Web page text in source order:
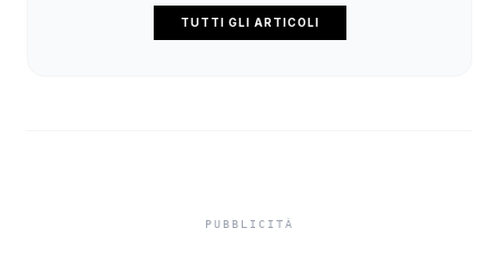
TUTTI GLI ARTICOLI